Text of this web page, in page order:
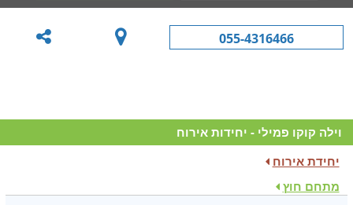
055-4316466
וילה קוקו פמילי - יחידות אירוח
יחידת אירוח
מתחם חוץ